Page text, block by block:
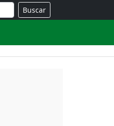
Buscar